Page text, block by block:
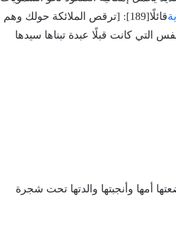
قائلًا[189]: [ترقص الملائكة حولك وهم
التي كانت قبلًا عبدة تبناها سيدها
أمها وأنجبتها والدتها تحت شجرة